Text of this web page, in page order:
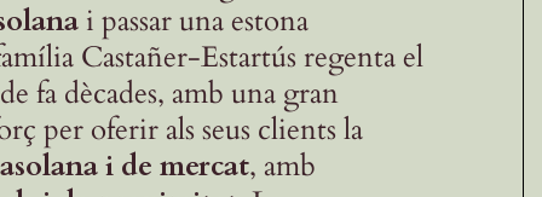
i passar una estona
Castañer-Estartús regenta el
fa dècades, amb una gran
per oferir als seus clients la
i de mercat, amb